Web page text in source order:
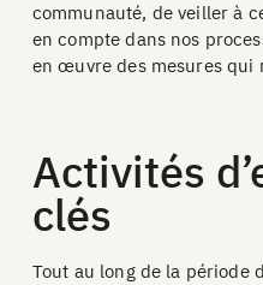
communauté, de veiller à
en compte dans nos
en œuvre des mesures
Activités
clés
Tout au long de la période